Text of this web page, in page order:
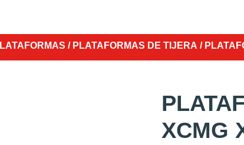
/ PLATAFORMAS DE TIJERA /
XCMG